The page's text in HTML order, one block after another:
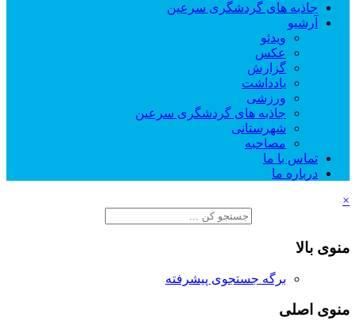
جاذبه های گردشگری سرعین
آرشیو
ویدئو
عکس
گزارش
یادداشت
ورزشی
جاذبه های گردشگری سرعین
شهرستانی
مصاحبه
تماس با ما
درباره ما
×
منوی بالا
برگه جستجوی پیشرفته
منوی اصلی